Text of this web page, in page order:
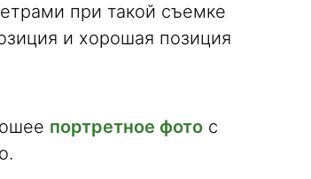
при такой съемке
и хорошая позиция
портретное фото с